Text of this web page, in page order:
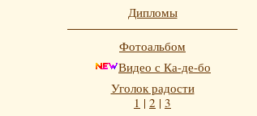
Дипломы
Фотоальбом
Видео с Ка-де-бо
Уголок радости
1 | 2 | 3